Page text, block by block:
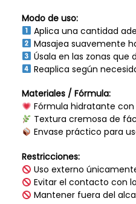
Modo de uso:
Aplica una cantidad
Masajea suavemente
Úsala en las zonas que
Reaplica según
Materiales / Fórmula:
Fórmula hidratante
Textura cremosa de
Envase práctico para
Restricciones:
Uso externo
Evitar el contacto con
Mantener fuera del